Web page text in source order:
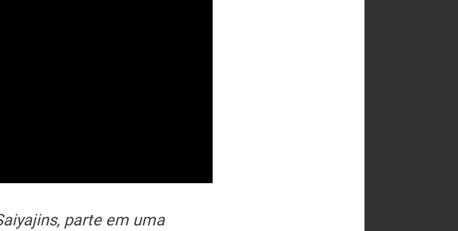
parte em uma